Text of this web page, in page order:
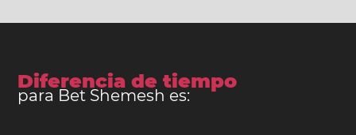
Diferencia de tiempo
para Bet Shemesh es: